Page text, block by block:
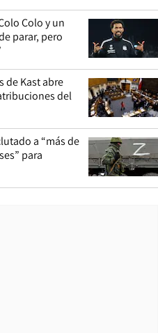
Colo y un
parar, pero
de Kast abre
del
a “más de
para